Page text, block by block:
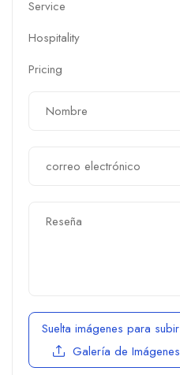
Service
Hospitality
Pricing
Suelta imágenes para subir
Galería de Imágenes